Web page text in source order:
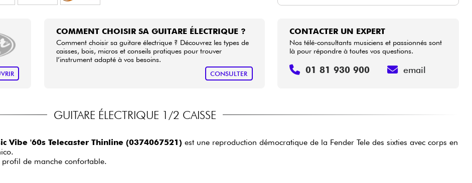
COMMENT CHOISIR SA GUITARE ÉLECTRIQUE ?
Comment choisir sa guitare électrique ? Découvrez les types de
caisses, bois, micros et conseils pratiques pour trouver
l’instrument adapté à vos besoins.
CONSULTER
CONTACTER UN EXPERT
Nos télé-consultants musiciens et passionnés sont
là pour répondre à toutes vos questions.
01 81 930 900 email
GUITARE ÉLECTRIQUE 1/2 CAISSE
Vibe '60s Telecaster Thinline (0374067521) est une reproduction démocratique de la Fender Tele des sixties avec corps en
profil de manche confortable.